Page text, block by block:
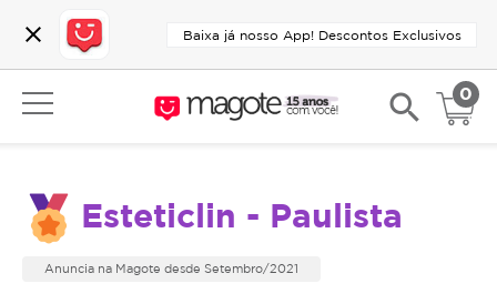
close Baixa já nosso App! Descontos Exclusivos
search 0
Esteticlin - Paulista
Anuncia na Magote desde Setembro/2021